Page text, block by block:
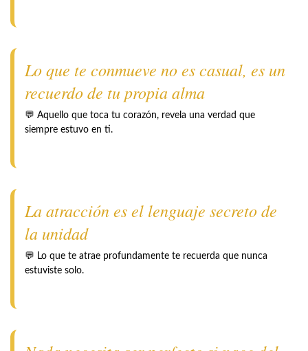
Lo que te conmueve no es casual, es un
recuerdo de tu propia alma
💬 Aquello que toca tu corazón, revela una verdad que
siempre estuvo en ti.
La atracción es el lenguaje secreto de
la unidad
💬 Lo que te atrae profundamente te recuerda que nunca
estuviste solo.